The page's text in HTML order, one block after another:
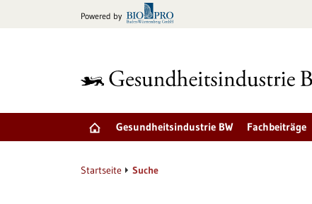
Powered by
Gesundheitsindustrie BW Fachbeiträge
Startseite Suche